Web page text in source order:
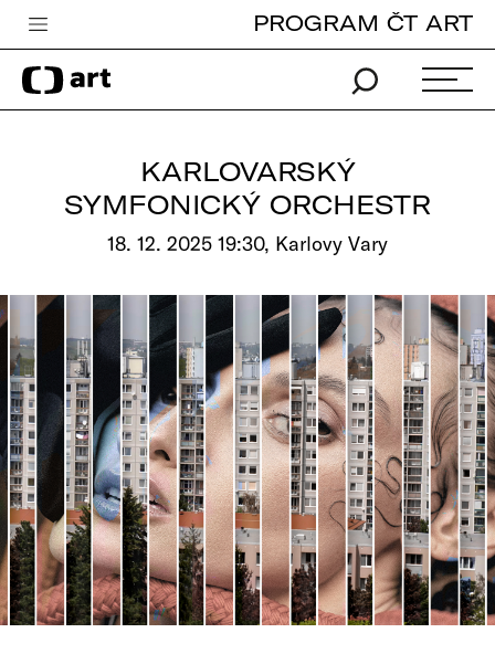
Česká televize
Zpravodajství
iVysílání
Vše o ČT
PROGRAM ČT ART
KARLOVARSKÝ
SYMFONICKÝ ORCHESTR
18. 12. 2025 19:30, Karlovy Vary